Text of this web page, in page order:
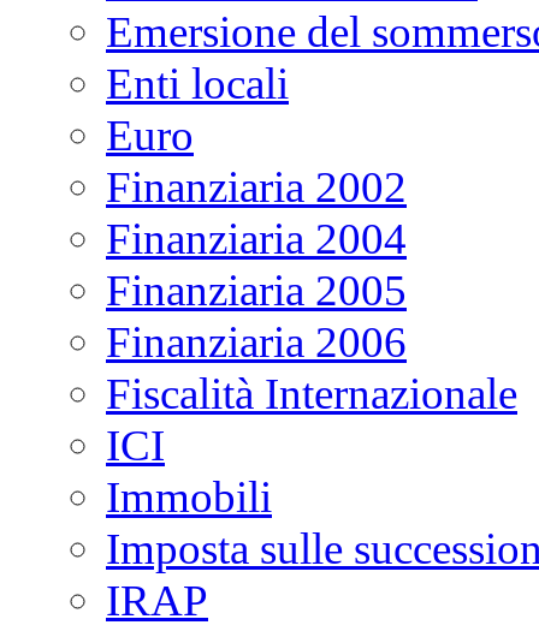
Emersione del
Enti locali
Euro
Finanziaria 2002
Finanziaria 2004
Finanziaria 2005
Finanziaria 2006
Fiscalità Internazionale
ICI
Immobili
Imposta sulle
IRAP